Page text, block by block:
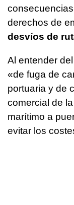
derechos de
desvíos de
Al entender
«de fuga de
portuaria y de
comercial de
marítimo a
evitar los